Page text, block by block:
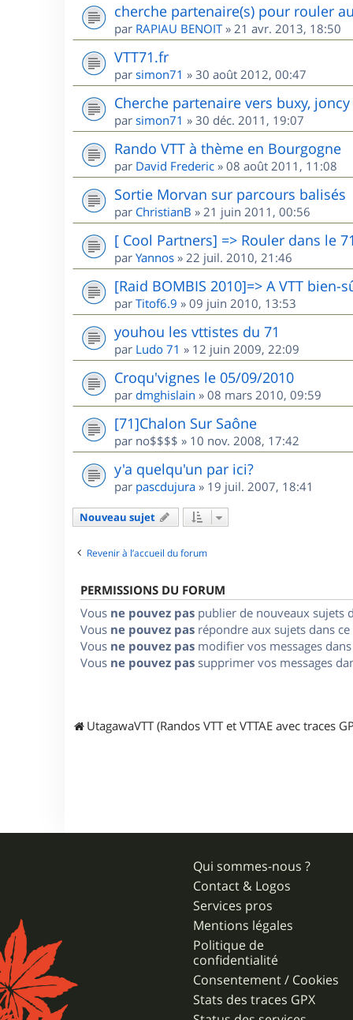
cherche partenaire(s) pour rouler
par RAPIAU BENOIT» 21 avr. 2013, 18:50
VTT71.fr
par simon71 » 30 août 2012, 00:47
Cherche partenaire vers buxy,
par simon71 » 30 déc. 2011, 19:07
Rando VTT à thème en Bourgogne
par David Frederic » 08 août 2011, 11:08
Sortie Morvan sur parcours balisés
par ChristianB » 21 juin 2011, 00:56
[ Cool Partners] => Rouler dans le 71
par Yannos » 22 juil. 2010, 21:46
[Raid BOMBIS 2010]=> A VTT bien-
par Titof6.9 » 09 juin 2010, 13:53
youhou les vttistes du 71
par Ludo 71 » 12 juin 2009, 22:09
Croqu'vignes le 05/09/2010
par dmghislain » 08 mars 2010, 09:59
[71]Chalon Sur Saône
par no$$$$ » 10 nov. 2008, 17:42
y'a quelqu'un par ici?
par pascdujura » 19 juil. 2007, 18:41
Nouveau sujet
Revenir à l’accueil du forum
PERMISSIONS DU FORUM
Vous ne pouvez pas publier de nouveaux sujets
Vous ne pouvez pas répondre aux sujets dans
Vous ne pouvez pas modifier vos messages
Vous ne pouvez pas supprimer vos messages
UtagawaVTT (Randos VTT et VTTAE avec traces
Qui sommes-nous ?
Contact & Logos
Services pros
Mentions légales
Politique de
confidentialité
Consentement / Cookies
Stats des traces GPX